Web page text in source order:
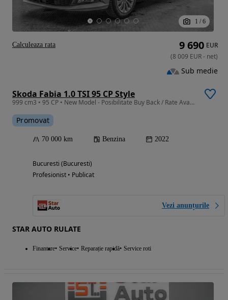
1 / 6
Skoda Fabia 1.0 TSI 95 CP Style
999 cm3 • 95 CP • New Model - Posibilitate Buy Back / Rate Avans 0% / Garantie 36 Luni
Promovat
70 000 km Benzina 2022
Bucuresti (Bucuresti)
Profesionist • Publicat
Vezi anunțurile
STAR AUTO RULATE
Finantare Service Reparație rapidă Service roti
9 690 EUR
(8 009 EUR- net)
Sub medie
Calculeaza rata